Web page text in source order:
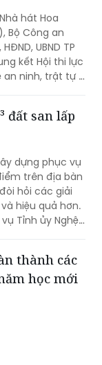
hát Hoa
Bộ Công an
UBND TP
kết Hội thi lực
an ninh, trật tự ở
và bình yên
đất san lấp
dựng phục vụ
trên địa bàn
hỏi các giải
hiệu quả hơn.
Tỉnh ủy Nghệ
thành các
học mới